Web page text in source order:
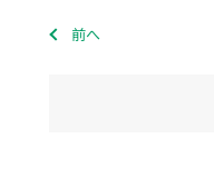
前へ